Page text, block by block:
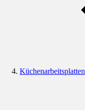
Küchenarbeitsplatten